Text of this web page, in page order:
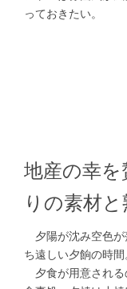
っておきたい。
地産の幸
りの素材と
夕陽が沈み空色が
ち遠しい夕餉の時間
夕食が用意され